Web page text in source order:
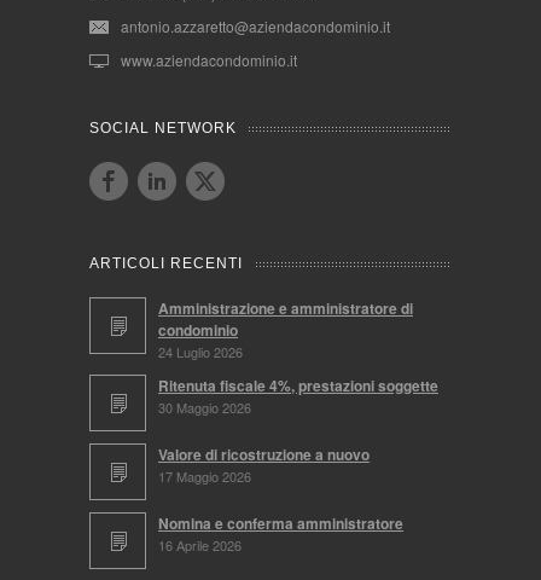
antonio.azzaretto@aziendacondominio.it
www.aziendacondominio.it
SOCIAL NETWORK
ARTICOLI RECENTI
Amministrazione e amministratore di
condominio
24 Luglio 2026
Ritenuta fiscale 4%, prestazioni soggette
30 Maggio 2026
Valore di ricostruzione a nuovo
17 Maggio 2026
Nomina e conferma amministratore
16 Aprile 2026